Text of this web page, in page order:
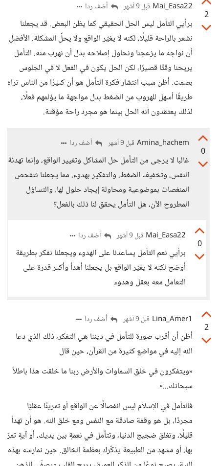
2
Mai_Easa22 قبل 9 أشهر أضف ردا
برأيي التأمل ليس الحل الحقيقي كما يظن البعض. قد يجعلنا
نشعر بالراحة قليلًا، لكنه لا يغيّر الواقع ولا يحلّ المشكلة. الأفضل
أن نواجه ما يزعجنا ونحاول إصلاحه بدل أن نهرب منه. التأمل
يريحنا وقتًا قصيرًا، لكن الحل يكون في الفعل لا في الجلوس
بصمت. أظن سبب انتشار فكرة التأمل هو أن كثيرًا من الناس تراه
طريقًا أسهل للهروب من الضغط بدل مواجهة ما يؤلمهم فعلًا،
لذلك يعتقدون أنه الحل بينما هو مجرد راحة مؤقتة.
0
Amina_hachem قبل 9 أشهر أضف ردا
غالبا لا يرجى من التأمل حل المشاكل وتغيير الواقع، وإنما تهدئة
النفس، وتخفيف الضغط، والتفكير بهدوء، مما يجعلنا نتفحص
المنغصات بموضوعية ومحاولة إيجاد حلول لها. والتساؤل
المطروح الآن، هل التأمل يحقق لنا ذلك بالفعل؟
0
Mai_Easa22 قبل 9 أشهر أضف ردا
برأيي نعم التأمل يساعدنا على الهدوء ويجعلنا نفكر بطريقة
أوضح لكنه لا يغيّر الواقع بل يجعلنا أهدأ وأكثر قدرة على
التعامل معه بعقل وهدوء
2
Lina_Amer1 قبل 9 أشهر أضف ردا
أظن أن أقرب صورة للتأمل في ديننا هي التفكر، ذلك الذي دعا
الله إليه في مواضع كثيرة من القرآن، حين قال
«ويتفكرون في خلق السماوات والأرض ربنا ما خلقت هذا باطلاً
سبحانك...»
فالتأمل في الإسلام ليس انفصالًا عن الواقع أو تمرينًا عقليًا
مجردًا، بل هو وقفة صادقة مع النفس ومع خلق الله. هو أن تهدأ
قليلًا، وتغلق ضجيج الدنيا، وتتأمل في نعمةٍ بين يديك، أو آيةٍ تمرّ
بها، أو مشهدٍ من الطبيعة يذكّرك بعظمة الخالق. حين نمارسه بهذه